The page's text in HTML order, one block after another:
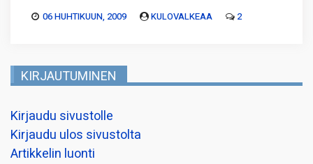
06 HUHTIKUUN, 2009 KULOVALKEAA 2
KIRJAUTUMINEN
Kirjaudu sivustolle
Kirjaudu ulos sivustolta
Artikkelin luonti